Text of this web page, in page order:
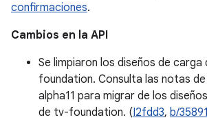
confirmaciones.
Cambios en la API
Se limpiaron los diseños de
foundation. Consulta las notas
alpha11 para migrar de los
de tv-foundation. (I2fdd3, b/